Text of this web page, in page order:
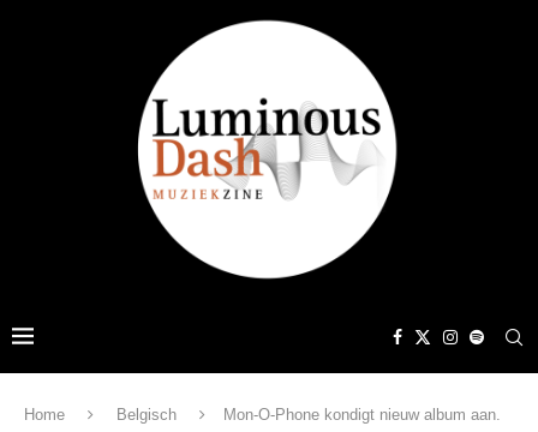
Home Belgisch Mon-O-Phone kondigt nieuw album aan.